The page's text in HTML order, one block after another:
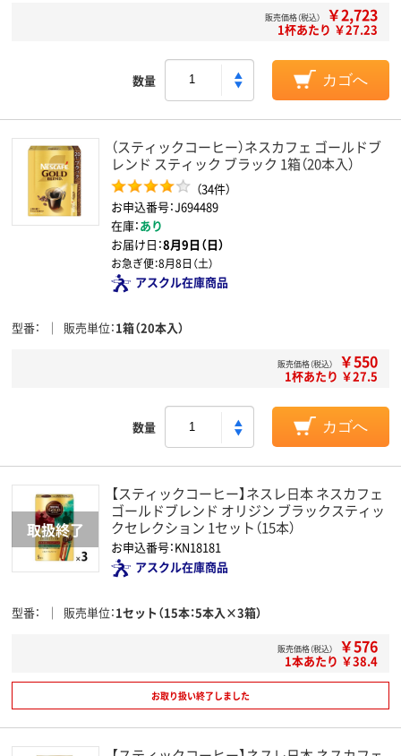
販売価格（税込） ￥2,723
1杯あたり ￥27.23
数量 カゴへ
（スティックコーヒー）ネスカフェ ゴールドブ
レンド スティック ブラック 1箱（20本入）
（34件）
お申込番号：J694489
在庫：あり
お届け日：8月9日（日）
お急ぎ便：8月8日（土）
アスクル在庫商品
型番 販売単位 1箱（20本入）
販売価格（税込） ￥550
1杯あたり ￥27.5
数量 カゴへ
【スティックコーヒー】ネスレ日本 ネスカフェ
ゴールドブレンド オリジン ブラックスティッ
クセレクション 1セット（15本）
お申込番号：KN18181
アスクル在庫商品
型番 販売単位 1セット（15本：5本入×3箱）
販売価格（税込） ￥576
1本あたり ￥38.4
お取り扱い終了しました